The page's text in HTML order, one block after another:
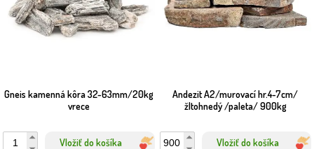
Gneis kamenná kôra 32-63mm/20kg
vrece
Vložiť do košíka
Andezit A2/murovací hr.4-7cm/
žltohnedý /paleta/ 900kg
Vložiť do košíka